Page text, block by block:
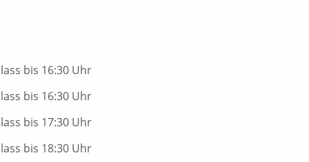
bis 16:30 Uhr
bis 16:30 Uhr
bis 17:30 Uhr
bis 18:30 Uhr